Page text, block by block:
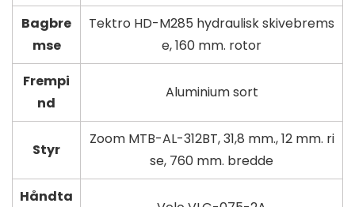
Bagbre
mse
Tektro HD-M285 hydraulisk skivebrems
e, 160 mm. rotor
Frempi
nd
Aluminium sort
Styr
Zoom MTB-AL-312BT, 31,8 mm., 12 mm. ri
se, 760 mm. bredde
Håndta